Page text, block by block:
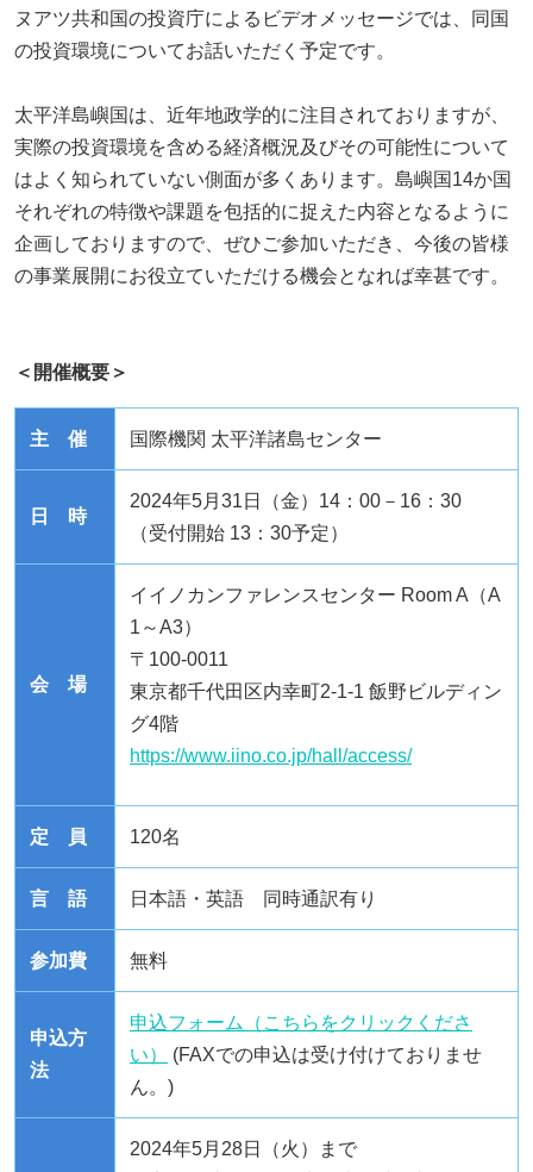
ヌアツ共和国の投資庁によるビデオメッセージでは、同国
の投資環境についてお話いただく予定です。
太平洋島嶼国は、近年地政学的に注目されておりますが、
実際の投資環境を含める経済概況及びその可能性について
はよく知られていない側面が多くあります。島嶼国 14か国
それぞれの特徴や課題を包括的に捉えた内容となるように
企画しておりますので、ぜひご参加いただき、今後の皆様
の事業展開にお役立ていただける機会となれば幸甚です。
＜ 開催概要＞
主 催 国際機関 太平洋諸島センター
日 時
2024年5月31日（金）14：00－16：30
（受付開始 13：30予定）
会 場
イイノカンファレンスセンター Room A （A
1 ～A3）
〒 100-0011
東京都千代田区内幸町2-1-1 飯野ビルディン
グ4階
https://www.iino.co.jp/hall/access/
定 員 120名
言 語 日本語・英語 同時通訳有り
参加費 無料
申込方
法
申込フォーム（こちらをクリックくださ
い）
(FAXでの申込は受け付けておりませ
ん。 )
2024年5月 28日（火）まで